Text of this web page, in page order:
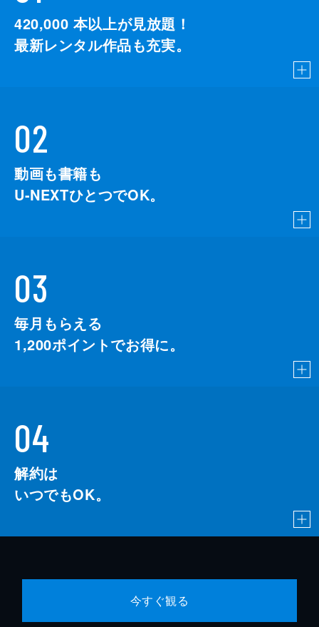
420,000 本以上が見放題！
最新レンタル作品も充実。
02
動画も書籍も
U-NEXTひとつでOK。
03
毎月もらえる
1,200ポイントでお得に。
04
解約は
いつでもOK。
今すぐ観る